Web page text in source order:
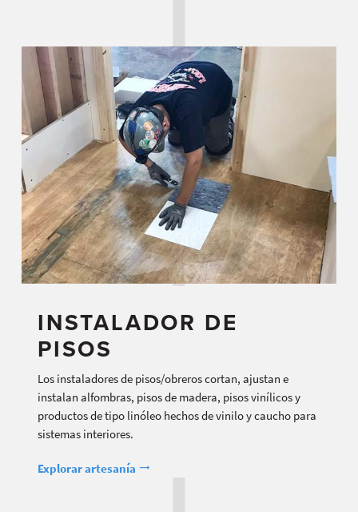
INSTALADOR DE
PISOS
Los instaladores de pisos/obreros cortan, ajustan e
instalan alfombras, pisos de madera, pisos vinílicos y
productos de tipo linóleo hechos de vinilo y caucho para
sistemas interiores.
Explorar artesanía